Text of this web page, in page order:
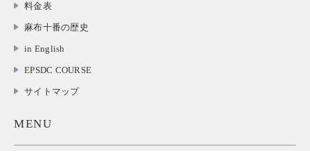
料金表
麻布十番の歴史
in English
EPSDC COURSE
サイトマップ
MENU